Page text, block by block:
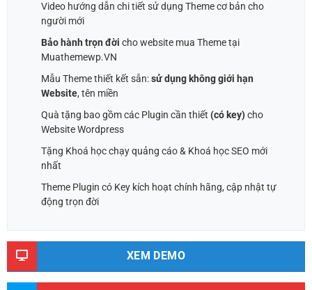
Video hướng dẫn chi tiết sử dụng Theme cơ bản cho
người mới
Bảo hành trọn đời cho website mua Theme tại
Muathemewp.VN
Mẫu Theme thiết kết sẵn:sử dụng không giới hạn
Website, tên miền
Quà tặng bao gồm các Plugin cần thiết (có key)cho
Website Wordpress
Tặng Khoá học chạy quảng cáo & Khoá học SEO mới
nhất
Theme Plugin có Key kích hoạt chính hãng, cập nhật tự
động trọn đời
XEM DEMO